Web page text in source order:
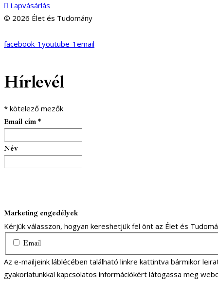
Lapvásárlás
© 2026 Élet és Tudomány
facebook-1 youtube-1 email
Hírlevél
* kötelező mezők
Email cím *
Név
Marketing engedélyek
Kérjük válasszon, hogyan kereshetjük fel önt az Élet és
Email
Az e-mailjeink láblécében található linkre kattintva bármikor
gyakorlatunkkal kapcsolatos információkért látogassa meg